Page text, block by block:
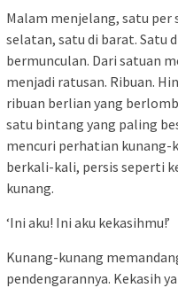
Malam menjelang, satu per
selatan, satu di barat. Satu
bermunculan. Dari satuan
menjadi ratusan. Ribuan.
ribuan berlian yang
satu bintang yang paling
mencuri perhatian kunang-
berkali-kali, persis seperti
kunang.
‘Ini aku! Ini aku kekasihmu!’
Kunang-kunang
pendengarannya. Kekasih